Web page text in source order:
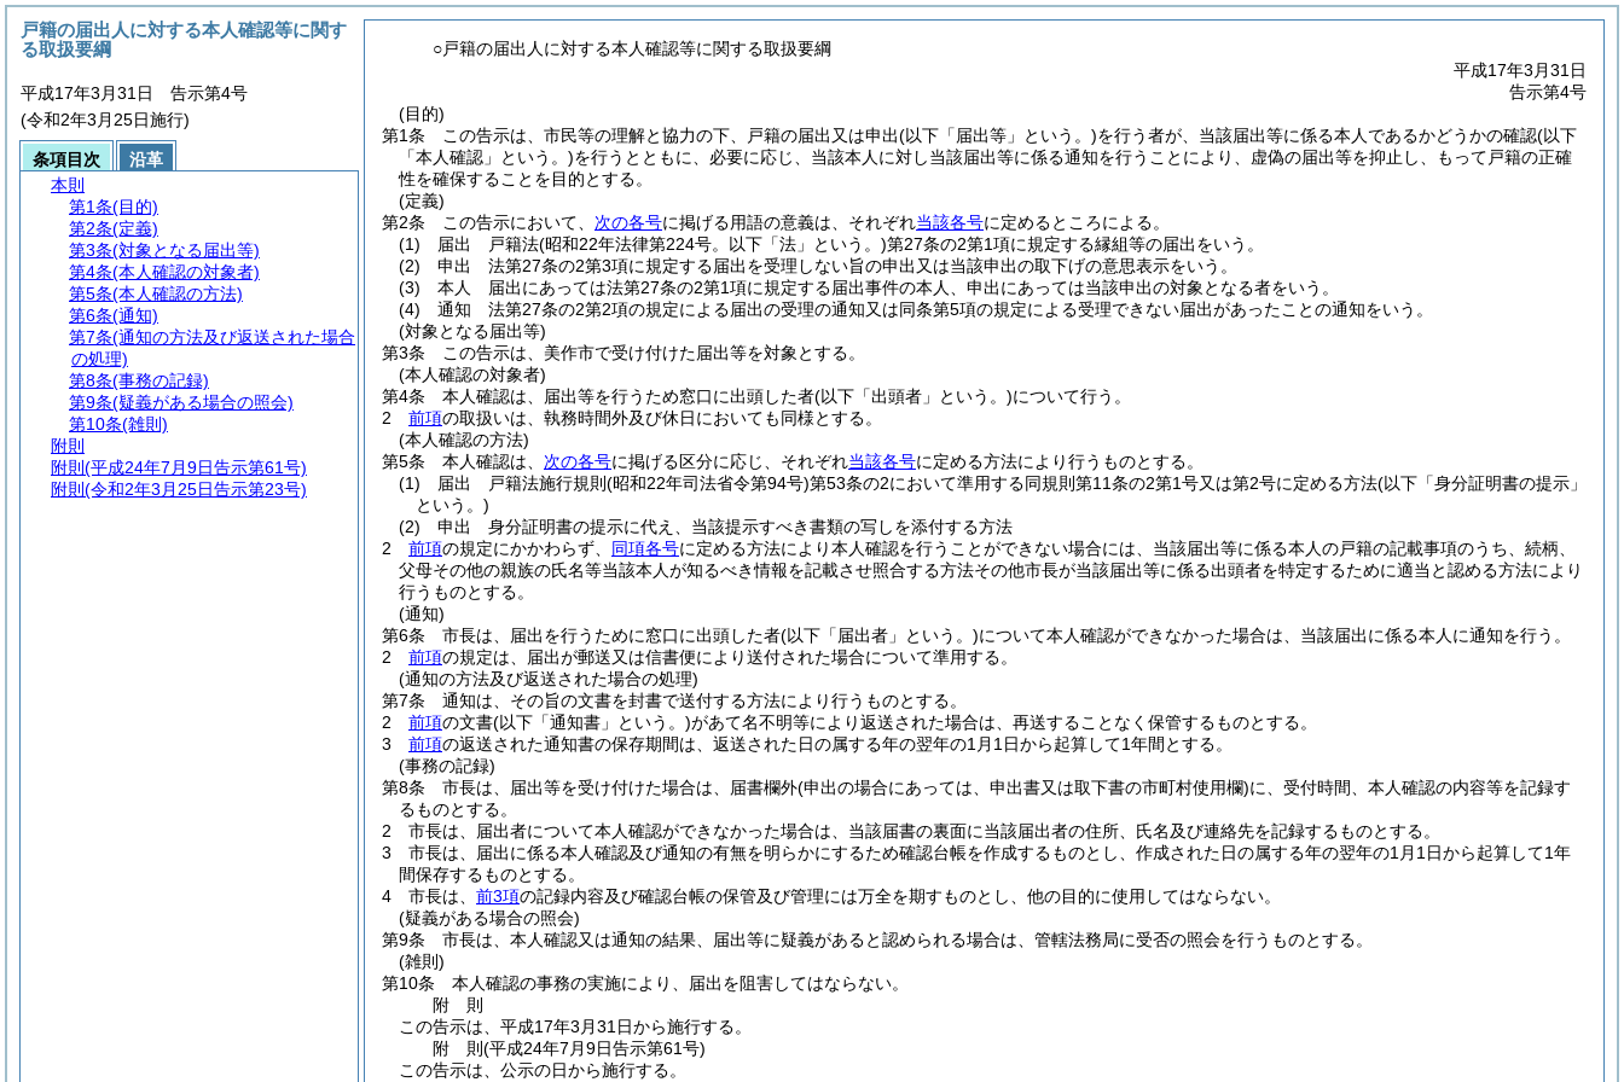
○戸籍の届出人に対する本人確認等に関する取扱要綱
平成17年3月31日
告示第4号
(目的)
第1条
この告示は、市民等の理解と協力の下、戸籍の届出又は申出(以下「届出等」という。)を行う者が、当該届出等に係る本人であるかどうかの確認(以下
「本人確認」という。)を行うとともに、必要に応じ、当該本人に対し当該届出等に係る通知を行うことにより、虚偽の届出等を抑止し、もって戸籍の正確
性を確保することを目的とする。
(定義)
第2条
この告示において、 次の各号に掲げる用語の意義は、それぞれ当該各号に定めるところによる。
(1)
届出 戸籍法(昭和22年法律第224号。以下「法」という。)第27条の2第1項に規定する縁組等の届出をいう。
(2)
申出 法第27条の2第3項に規定する届出を受理しない旨の申出又は当該申出の取下げの意思表示をいう。
(3)
本人 届出にあっては法第27条の2第1項に規定する届出事件の本人、申出にあっては当該申出の対象となる者をいう。
(4)
通知 法第27条の2第2項の規定による届出の受理の通知又は同条第5項の規定による受理できない届出があったことの通知をいう。
(対象となる届出等)
第3条
この告示は、美作市で受け付けた届出等を対象とする。
(本人確認の対象者)
第4条
本人確認は、届出等を行うため窓口に出頭した者(以下「出頭者」という。)について行う。
2
前項の取扱いは、執務時間外及び休日においても同様とする。
(本人確認の方法)
第5条
本人確認は、 次の各号に掲げる区分に応じ、それぞれ当該各号に定める方法により行うものとする。
(1)
届出 戸籍法施行規則 (昭和22年司法省令第94号)第53条の2において準用する同規則第11条の2第1号又は第2号に定める方法(以下「身分証明書の提示」
という。)
(2)
申出 身分証明書の提示に代え、当該提示すべき書類の写しを添付する方法
2
前項の規定にかかわらず、 同項各号に定める方法により本人確認を行うことができない場合には、当該届出等に係る本人の戸籍の記載事項のうち、続柄、
父母その他の親族の氏名等当該本人が知るべき情報を記載させ照合する方法その他市長が当該届出等に係る出頭者を特定するために適当と認める方法により
行うものとする。
(通知)
第6条
市長は、届出を行うために窓口に出頭した者(以下「届出者」という。)について本人確認ができなかった場合は、当該届出に係る本人に通知を行う。
2
前項の規定は、届出が郵送又は信書便により送付された場合について準用する。
(通知の方法及び返送された場合の処理)
第7条
通知は、その旨の文書を封書で送付する方法により行うものとする。
2
前項の文書(以下「通知書」という。)があて名不明等により返送された場合は、再送することなく保管するものとする。
3
前項の返送された通知書の保存期間は、返送された日の属する年の翌年の1月1日から起算して1年間とする。
(事務の記録)
第8条
市長は、届出等を受け付けた場合は、届書欄外(申出の場合にあっては、申出書又は取下書の市町村使用欄)に、受付時間、本人確認の内容等を記録す
るものとする。
2
市長は、届出者について本人確認ができなかった場合は、当該届書の裏面に当該届出者の住所、氏名及び連絡先を記録するものとする。
3
市長は、届出に係る本人確認及び通知の有無を明らかにするため確認台帳を作成するものとし、作成された日の属する年の翌年の1月1日から起算して1年
間保存するものとする。
4
市長は、 前3項の記録内容及び確認台帳の保管及び管理には万全を期すものとし、他の目的に使用してはならない。
(疑義がある場合の照会)
第9条
市長は、本人確認又は通知の結果、届出等に疑義があると認められる場合は、管轄法務局に受否の照会を行うものとする。
(雑則)
第10条
本人確認の事務の実施により、届出を阻害してはならない。
附 則
この告示は、平成17年3月31日から施行する。
附 則(平成24年7月9日告示第61号)
この告示は、公示の日から施行する。
戸籍の届出人に対する本人確認等に関す
る取扱要綱
平成17年3月31日 告示第4号
(令和2年3月25日施行)
条項目次
沿革
本則
第1条(目的)
第2条(定義)
第3条(対象となる届出等)
第4条(本人確認の対象者)
第5条(本人確認の方法)
第6条(通知)
第7条(通知の方法及び返送された場合
の処理)
第8条(事務の記録)
第9条(疑義がある場合の照会)
第10条(雑則)
附則
附則 (平成24年7月9日告示第61号)
附則 (令和2年3月25日告示第23号)